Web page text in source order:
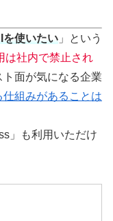
を使いたい 」という
は社内で禁止され
面が気になる企業
組みがあることは
」も利用いただけ